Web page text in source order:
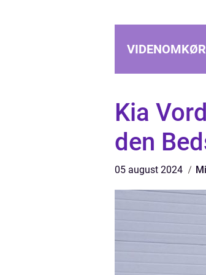
Kia
den
05 august 2024